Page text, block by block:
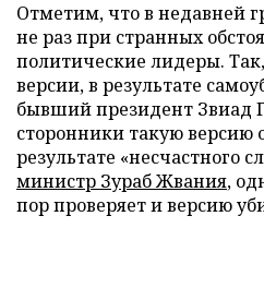
Отметим, что в недавней
не раз при странных
политические лидеры.
версии, в результате
бывший президент Звиад
сторонники такую версию
результате «несчастного
министр Зураб Жвания,
пор проверяет и версию